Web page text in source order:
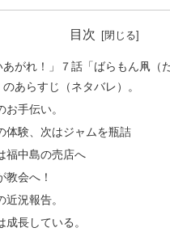
目次
あがれ！」７話「ばらもん凧（
あらすじ（ネタバレ）。
お手伝い。
体験、次はジャムを瓶詰
福中島の売店へ
教会へ！
近況報告。
成長している。